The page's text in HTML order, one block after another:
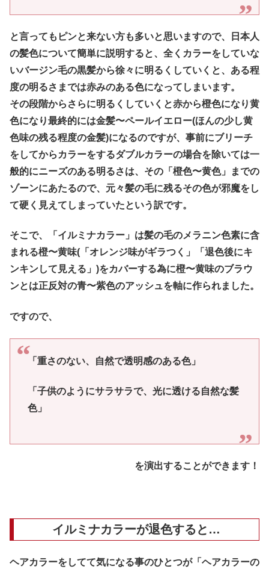
と言ってもピンと来ない方も多いと思いますので、日本人
の髪色について簡単に説明すると、全くカラーをしていな
いバージン毛の黒髪から徐々に明るくしていくと、ある程
度の明るさまでは赤みのある色になってしまいます。
その段階からさらに明るくしていくと赤から橙色になり黄
色になり最終的には金髪〜ペールイエロー(ほんの少し黄
色味の残る程度の金髪)になるのですが、事前にブリーチ
をしてからカラーをするダブルカラーの場合を除いては一
般的にニーズのある明るさは、その「橙色〜黄色」までの
ゾーンにあたるので、元々髪の毛に残るその色が邪魔をし
て硬く見えてしまっていたという訳です。
そこで、「イルミナカラー」は髪の毛のメラニン色素に含
まれる橙〜黄味(「オレンジ味がギラつく」「退色後にキ
ンキンして見える」)をカバーする為に橙〜黄味のブラウ
ンとは正反対の青〜紫色のアッシュを軸に作られました。
ですので、
「重さのない、自然で透明感のある色」
「子供のようにサラサラで、光に透ける自然な髪
色」
を演出することができます！
イルミナカラーが退色すると…
ヘアカラーをしてて気になる事のひとつが「ヘアカラーの